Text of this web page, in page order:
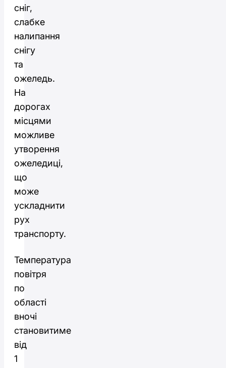
сніг,
слабке
налипання
снігу
та
ожеледь.
На
дорогах
місцями
можливе
утворення
ожеледиці,
що
може
ускладнити
рух
транспорту.
Температура
повітря
по
області
вночі
становитиме
від
1